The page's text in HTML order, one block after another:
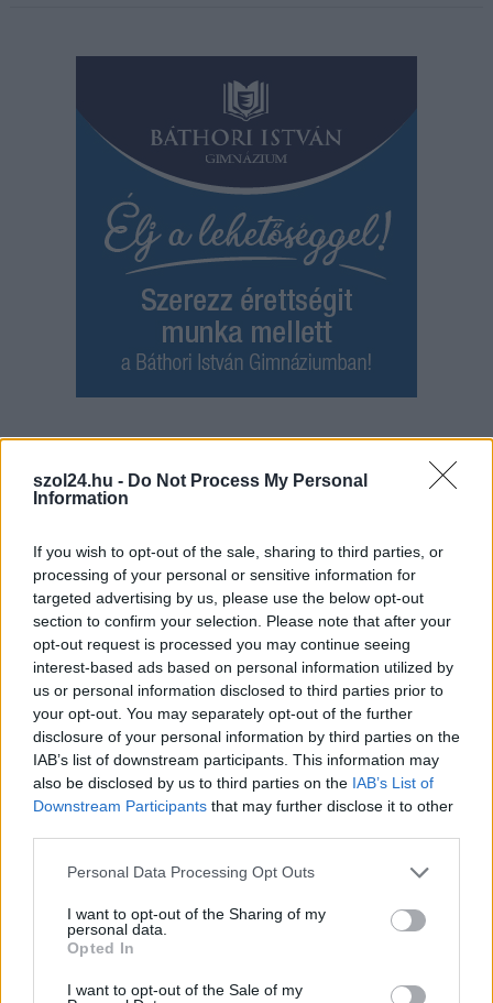
szol24.hu - Do Not Process My Personal
Information
If you wish to opt-out of the sale, sharing to third parties, or
processing of your personal or sensitive information for
targeted advertising by us, please use the below opt-out
section to confirm your selection. Please note that after your
opt-out request is processed you may continue seeing
interest-based ads based on personal information utilized by
us or personal information disclosed to third parties prior to
your opt-out. You may separately opt-out of the further
disclosure of your personal information by third parties on the
IAB’s list of downstream participants. This information may
also be disclosed by us to third parties on the IAB’s List of
Downstream Participants that may further disclose it to other
Please note that this website/app uses one or more Google
not limited to your visit or usage behaviour. You may click to
grant or deny consent to Google and its third-party tags to
use your data for below specified purposes in below Google
consent section.
Personal Data Processing Opt Outs
I want to opt-out of the Sharing of my
personal data.
Opted In
I want to opt-out of the Sale of my
Adja meg keresztnevét:
Megismertem és elfogadom a GDPR-szabályzatot
Nem szeretne lemaradni semmiről? Csak egy kattintás, és hírlevelünk a
legfrissebb információkkal és exkluzív tartalmakkal hétről hétre
postaládájába érkezik!
A SZOL24 legfrissebb 24 cikke
ez csak az egyik botrány
Problémák egész Jász-Nagykun-Szolnok megyében: egyre
több otthoni kútból fogy ki a víz
Szolnokon egy kulcsfontosságú körforgalmat részlegesen